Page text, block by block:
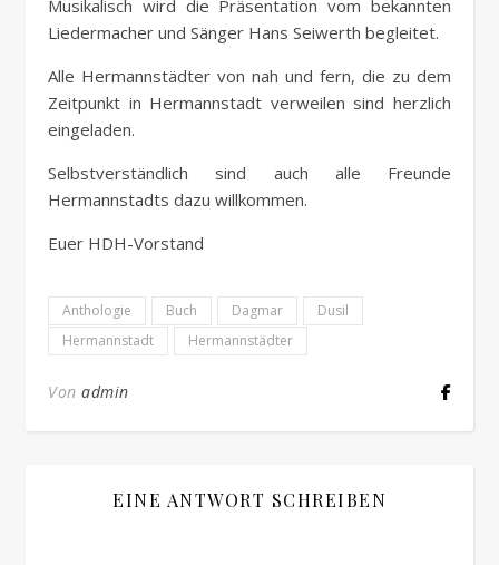
Musikalisch wird die Präsentation vom bekannten
Liedermacher und Sänger Hans Seiwerth begleitet.
Alle Hermannstädter von nah und fern, die zu dem
Zeitpunkt in Hermannstadt verweilen sind herzlich
eingeladen.
Selbstverständlich sind auch alle Freunde
Hermannstadts dazu willkommen.
Euer HDH-Vorstand
Anthologie Buch Dagmar
Dusil
Hermannstadt
Hermannstädter
Von admin
EINE ANTWORT SCHREIBEN